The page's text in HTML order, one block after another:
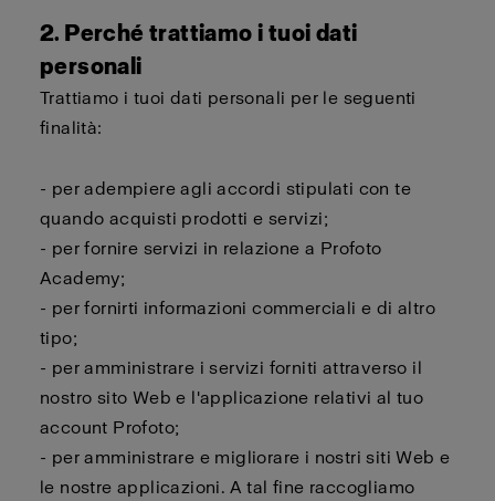
2. Perché trattiamo i tuoi dati
personali
Trattiamo i tuoi dati personali per le seguenti
finalità:
- per adempiere agli accordi stipulati con te
quando acquisti prodotti e servizi;
- per fornire servizi in relazione a Profoto
Academy;
- per fornirti informazioni commerciali e di altro
tipo;
- per amministrare i servizi forniti attraverso il
nostro sito Web e l'applicazione relativi al tuo
account Profoto;
- per amministrare e migliorare i nostri siti Web e
le nostre applicazioni. A tal fine raccogliamo